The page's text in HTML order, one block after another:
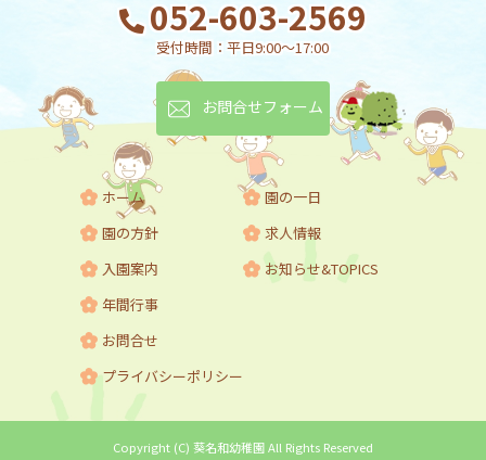
052-603-2569
受付時間：平日9:00～17:00
お問合せフォーム
ホーム
園の方針
入園案内
年間行事
園の一日
求人情報
お知らせ&TOPICS
お問合せ
プライバシーポリシー
Copyright (C) 葵名和幼稚園 All Rights Reserved